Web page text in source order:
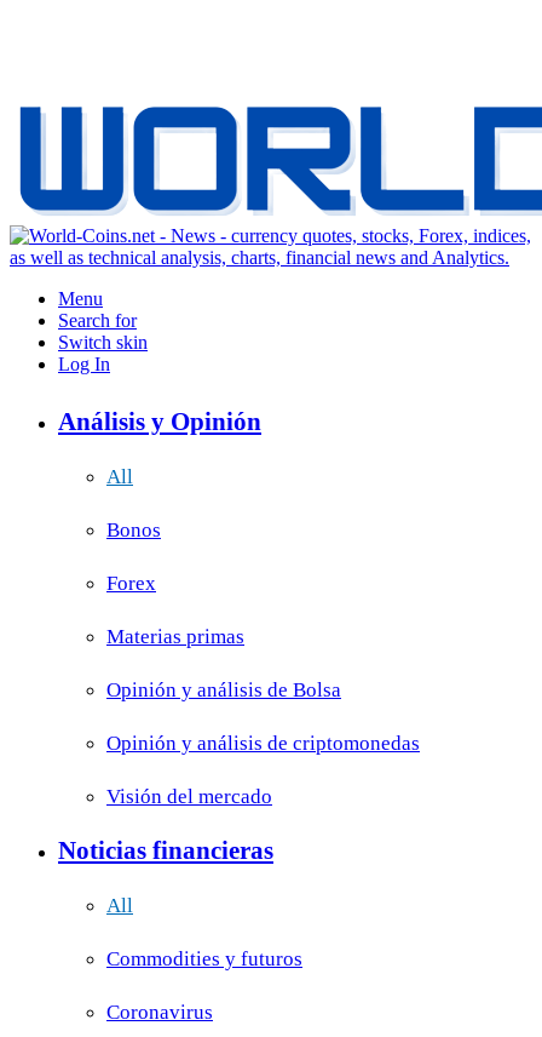
Menu
Search for
Switch skin
Log In
Análisis y Opinión
All
Bonos
Forex
Materias primas
Opinión y análisis de Bolsa
Opinión y análisis de criptomonedas
Visión del mercado
Noticias financieras
All
Commodities y futuros
Coronavirus